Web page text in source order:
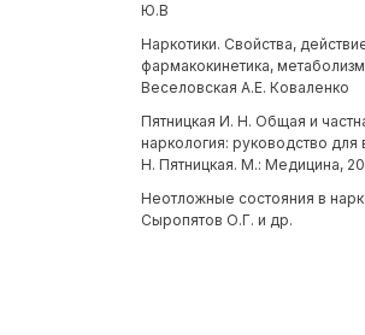
Ю.В
Наркотики. Свойства,
фармакокинетика,
Веселовская А.Е. Коваленко
Пятницкая И. Н. Общая и
наркология: руководство для
Н. Пятницкая. М.: Медицина,
Неотложные состояния в
Сыропятов О.Г. и др.